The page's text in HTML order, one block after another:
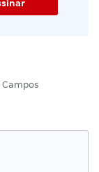
Campos